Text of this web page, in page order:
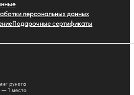
персональных данных
Подарочные сертификаты
рунета
— 1 место